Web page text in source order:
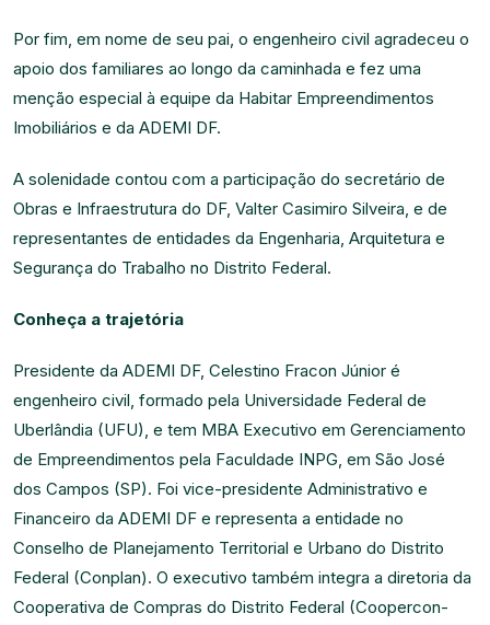
Por fim, em nome de seu pai, o engenheiro civil agradeceu o
apoio dos familiares ao longo da caminhada e fez uma
menção especial à equipe da Habitar Empreendimentos
Imobiliários e da ADEMI DF.
A solenidade contou com a participação do secretário de
Obras e Infraestrutura do DF, Valter Casimiro Silveira, e de
representantes de entidades da Engenharia, Arquitetura e
Segurança do Trabalho no Distrito Federal.
Conheça a trajetória
Presidente da ADEMI DF, Celestino Fracon Júnior é
engenheiro civil, formado pela Universidade Federal de
Uberlândia (UFU), e tem MBA Executivo em Gerenciamento
de Empreendimentos pela Faculdade INPG, em São José
dos Campos (SP). Foi vice-presidente Administrativo e
Financeiro da ADEMI DF e representa a entidade no
Conselho de Planejamento Territorial e Urbano do Distrito
Federal (Conplan). O executivo também integra a diretoria da
Cooperativa de Compras do Distrito Federal (Coopercon-